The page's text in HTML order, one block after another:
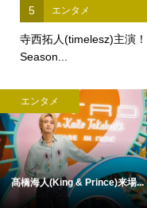
5 エンタメ
寺西拓人(timelesz)主演
Season...
エンタメ
髙橋海人(King & Prince)来場...